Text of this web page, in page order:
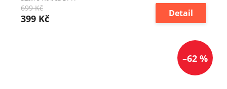
699 Kč
399 Kč Detail
–62 %